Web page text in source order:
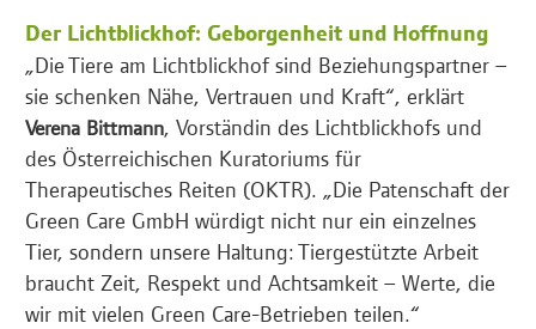
Der Lichtblickhof: Geborgenheit und Hoffnung
„Die Tiere am Lichtblickhof sind Beziehungspartner –
sie schenken Nähe, Vertrauen und Kraft“, erklärt
Verena Bittmann, Vorständin des Lichtblickhofs und
des Österreichischen Kuratoriums für
Therapeutisches Reiten (OKTR). „Die Patenschaft der
Green Care GmbH würdigt nicht nur ein einzelnes
Tier, sondern unsere Haltung: Tiergestützte Arbeit
braucht Zeit, Respekt und Achtsamkeit – Werte, die
wir mit vielen Green Care-Betrieben teilen.“